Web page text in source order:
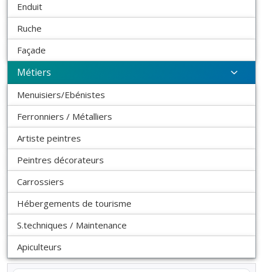
Enduit
Ruche
Façade
Métiers
Menuisiers/Ebénistes
Ferronniers / Métalliers
Artiste peintres
Peintres décorateurs
Carrossiers
Hébergements de tourisme
S.techniques / Maintenance
Apiculteurs